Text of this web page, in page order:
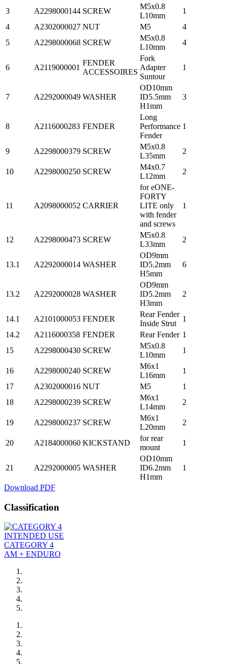
3 A2298000144 SCREW
M5x0.8
L10mm
1
4
A2302000027 NUT M5
4
5
A2298000068 SCREW
M5x0.8
L10mm
4
6 A2119000001
FENDER
ACCESSOIRES
Fork
Adapter
Suntour
1
7 A2292000049 WASHER
OD10mm
ID5.5mm
H1mm
3
8 A2116000283 FENDER
Long
Performance
Fender
1
9 A2298000379 SCREW
M5x0.8
L35mm
2
10 A2298000250 SCREW
M4x0.7
L12mm
2
11 A2098000052 CARRIER
for eONE-
FORTY
LITE only
with fender
and screws
1
12 A2298000473 SCREW
M5x0.8
L33mm
2
13.1 A2292000014 WASHER
OD9mm
ID5.2mm
H5mm
6
13.2 A2292000028 WASHER
OD9mm
ID5.2mm
H3mm
2
14.1 A2101000053 FENDER
Rear Fender
Inside Strut
1
14.2
A2116000358 FENDER Rear Fender 1
15
A2298000430 SCREW
M5x0.8
L10mm
1
16 A2298000240 SCREW
M6x1
L16mm
1
17
A2302000016 NUT M5
1
18
A2298000239 SCREW
M6x1
L14mm
2
19 A2298000237 SCREW
M6x1
L20mm
2
20 A2184000060 KICKSTAND
for rear
mount
1
21 A2292000005 WASHER
OD10mm
ID6.2mm
H1mm
1
Download PDF
Classification
INTENDED USE
CATEGORY 4
AM + ENDURO